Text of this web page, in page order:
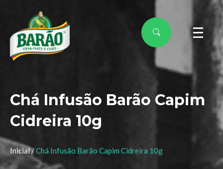
Chá Infusão Barão Capim
Cidreira 10g
Inicial /Chá Infusão Barão Capim Cidreira 10g